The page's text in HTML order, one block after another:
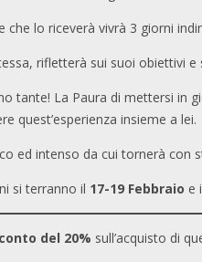
che lo riceverà vivrà 3 giorni
rifletterà sui suoi obiettivi
tante! La Paura di mettersi in
quest’esperienza insieme a lei.
ed intenso da cui tornerà
si terranno il 17-19 Febbraio e
del 20% sull’acquisto di